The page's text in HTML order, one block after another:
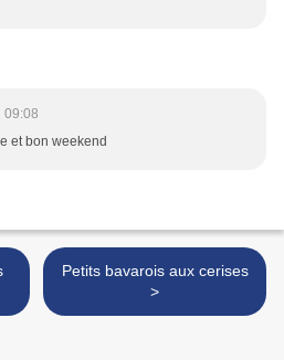
09:08
et bon weekend
Petits bavarois aux cerises
>